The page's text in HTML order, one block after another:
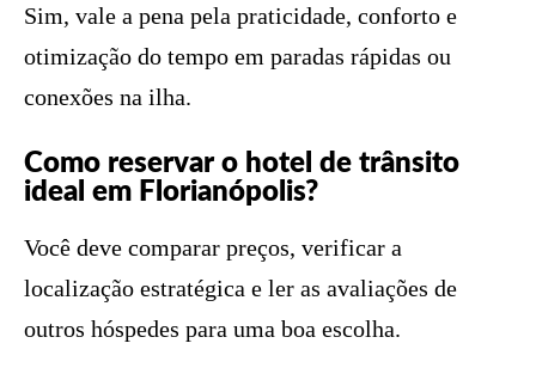
Sim, vale a pena pela praticidade, conforto e
otimização do tempo em paradas rápidas ou
conexões na ilha.
Como reservar o hotel de trânsito
ideal em Florianópolis?
Você deve comparar preços, verificar a
localização estratégica e ler as avaliações de
outros hóspedes para uma boa escolha.